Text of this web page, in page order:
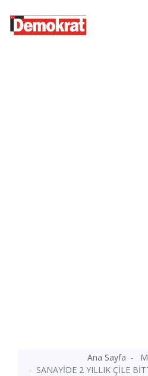
Ana Sayfa
SANAYİDE 2 YILLIK ÇİLE